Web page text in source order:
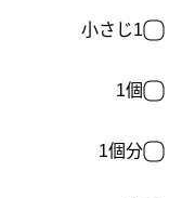
小さじ1
1個
1個分